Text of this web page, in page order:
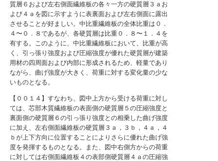
質層６および左右側面繊維板の各々一方の硬質層３ａお
よび４ａを図に示すように表裏面および左右側面に露出
させることが好ましい。中比重繊維板の全体比重は０．
４〜０．８であるが、各硬質層は比重０．８〜１．４を
有する。このように、中比重繊維板において、比重が高
く、引っ張り強度および圧縮強度が優れた硬質層が建築
用材の四周面および内部に形成されるため、軽量であり
ながら、曲げ強度が大きく、荷重に対する変化量の少な
いものとなる。
【００１４】すなわち、図中上方から受ける荷重に対し
ては、芯部木質繊維板の表面側の硬質層５の圧縮強度と
裏面側の硬質層６の引っ張り強度との相乗した曲げ強度
に加え、左右側面繊維板の硬質層３ａ，３ｂ，４ａ，４
ｂが上下方向に位置することによりさらに優れた曲げ強
度を発揮するものとなる。また、図中右側方からの荷重
に対しては右側面繊維板４の表部側硬質層４ａの圧縮強